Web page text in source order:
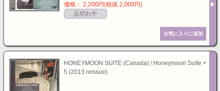
価格： 2,200円(税抜 2,000円)
品切れ中
HONEYMOON SUITE (Canada) / Honeymoon Suite +
5 (2013 reissue)